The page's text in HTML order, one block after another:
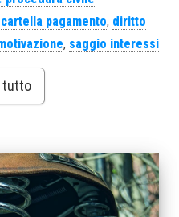
cartella pagamento, diritto
, saggio interessi
tutto